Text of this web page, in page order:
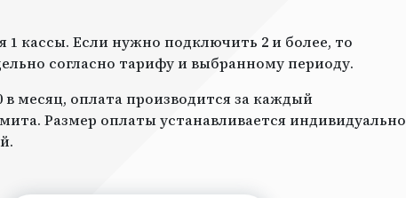
кассы. Если нужно подключить 2 и более, то
согласно тарифу и выбранному периоду.
месяц, оплата производится за каждый
Размер оплаты устанавливается индивидуально